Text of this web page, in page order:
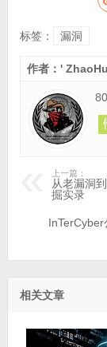
标签： 漏洞
作者：'
上一篇：
从老漏洞
掘实录
相关文章